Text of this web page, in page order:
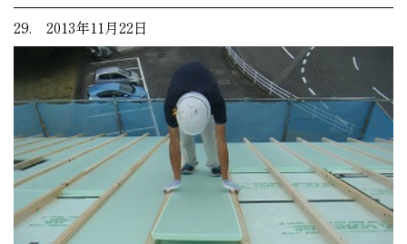
29. 2013年11月22日